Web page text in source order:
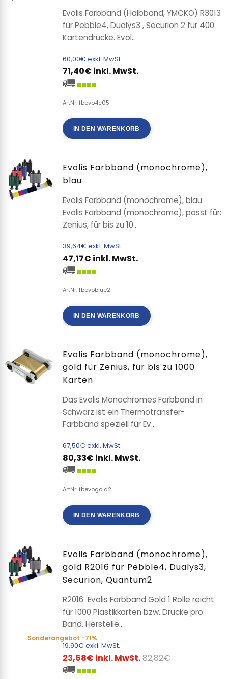
Evolis Farbband (Halbband, YMCKO) R3013
für Pebble4, Dualys3 , Securion 2 für 400
Kartendrucke. Evol..
60,00€ exkl. MwSt.
71,40€ inkl. MwSt.
ArtNr: fbevo4c05
IN DEN WARENKORB
Evolis Farbband (monochrome),
blau
Evolis Farbband (monochrome), blau
Evolis Farbband (monochrome), passt für:
Zenius, für bis zu 10..
39,64€ exkl. MwSt.
47,17€ inkl. MwSt.
ArtNr: fbevoblue2
IN DEN WARENKORB
Evolis Farbband (monochrome),
gold für Zenius, für bis zu 1000
Karten
Das Evolis Monochromes Farbband in
Schwarz ist ein Thermotransfer-
Farbband speziell für Ev..
67,50€ exkl. MwSt.
80,33€ inkl. MwSt.
ArtNr: fbevogold2
IN DEN WARENKORB
Sonderangebot -71%
Evolis Farbband (monochrome),
gold R2016 für Pebble4, Dualys3,
Securion, Quantum2
R2016 Evolis Farbband Gold 1 Rolle reicht
für 1000 Plastikkarten bzw. Drucke pro
Band. Herstelle..
19,90€ exkl. MwSt.
23,68€ inkl. MwSt.82,82€